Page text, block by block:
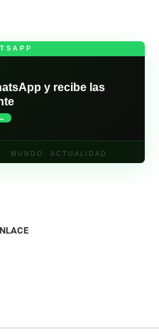
y recibe las
MUNDO· ACTUALIDAD